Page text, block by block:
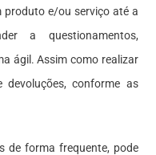
produto e/ou serviço até a
a questionamentos,
ágil. Assim como realizar
conforme as
de forma frequente, pode